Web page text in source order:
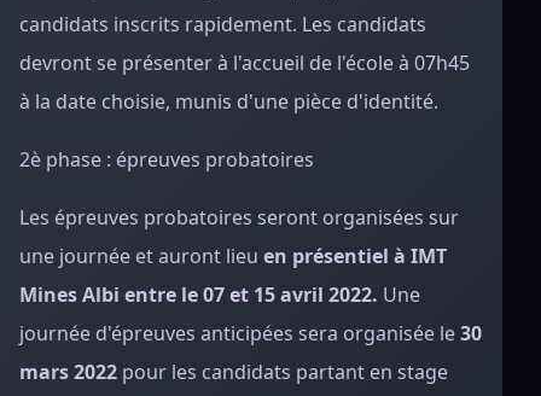
candidats inscrits rapidement. Les candidats
devront se présenter à l'accueil de l'école à 07h45
à la date choisie, munis d'une pièce d'identité.
2è phase : épreuves probatoires
Les épreuves probatoires seront organisées sur
une journée et auront lieu en présentiel à IMT
Mines Albi entre le 07 et 15 avril 2022. Une
journée d'épreuves anticipées sera organisée le30
mars 2022 pour les candidats partant en stage